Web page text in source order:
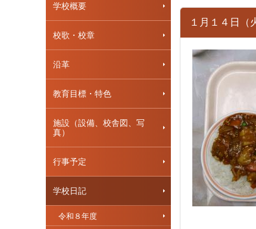
学校概要
校歌・校章
沿革
教育目標・特色
施設（設備、校舎図、写
真）
行事予定
学校日記
令和８年度
１月１４日（